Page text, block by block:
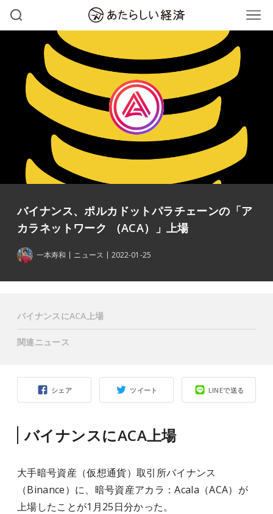
バイナンス、ポルカドットパラチェーンの「ア
カラネットワーク （ACA）」上場
一本寿和 ニュース 2022-01-25
シェア ツイート LINEで送る
バイナンスにACA上場
大手暗号資産（仮想通貨）取引所バイナンス
（Binance）に、暗号資産アカラ：Acala（ACA）が
上場したことが1月25日分かった。
バイナンスにACA上場
関連ニュース